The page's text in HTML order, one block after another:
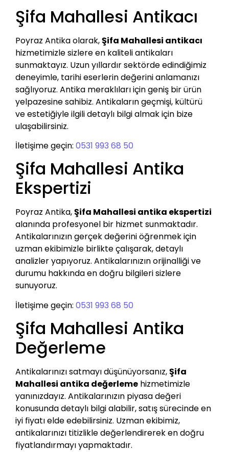
Şifa Mahallesi Antikacı
Poyraz Antika olarak,Şifa Mahallesi antikacı
hizmetimizle sizlere en kaliteli antikaları
sunmaktayız. Uzun yıllardır sektörde edindiğimiz
deneyimle, tarihi eserlerin değerini anlamanızı
sağlıyoruz. Antika meraklıları için geniş bir ürün
yelpazesine sahibiz. Antikaların geçmişi, kültürü
ve estetiğiyle ilgili detaylı bilgi almak için bize
ulaşabilirsiniz.
İletişime geçin: 0531 993 68 50
Şifa Mahallesi Antika
Ekspertizi
Poyraz Antika,Şifa Mahallesi antika ekspertizi
alanında profesyonel bir hizmet sunmaktadır.
Antikalarınızın gerçek değerini öğrenmek için
uzman ekibimizle birlikte çalışarak, detaylı
analizler yapıyoruz. Antikalarınızın orijinalliği ve
durumu hakkında en doğru bilgileri sizlere
sunuyoruz.
İletişime geçin: 0531 993 68 50
Şifa Mahallesi Antika
Değerleme
Antikalarınızı satmayı düşünüyorsanız,Şifa
Mahallesi antika değerleme hizmetimizle
yanınızdayız. Antikalarınızın piyasa değeri
konusunda detaylı bilgi alabilir, satış sürecinde en
iyi fiyatı elde edebilirsiniz. Uzman ekibimiz,
antikalarınızı titizlikle değerlendirerek en doğru
fiyatlandırmayı yapmaktadır.